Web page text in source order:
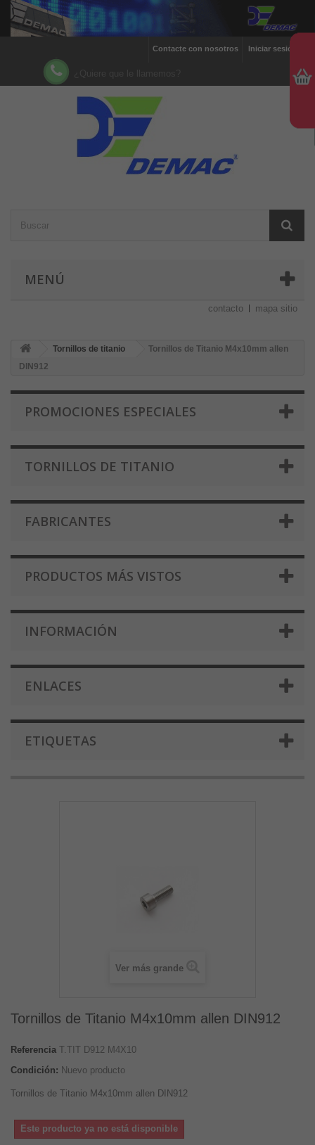
Iniciar sesión
Contacte con nosotros
MENÚ
contacto mapa sitio
Tornillos de titanio
Tornillos de Titanio M4x10mm allen
DIN912
PROMOCIONES ESPECIALES
TORNILLOS DE TITANIO
FABRICANTES
PRODUCTOS MÁS VISTOS
INFORMACIÓN
ENLACES
ETIQUETAS
Ver más grande
Tornillos de Titanio M4x10mm allen DIN912
Referencia T.TIT D912 M4X10
Condición: Nuevo producto
Tornillos de Titanio M4x10mm allen DIN912
Este producto ya no está disponible